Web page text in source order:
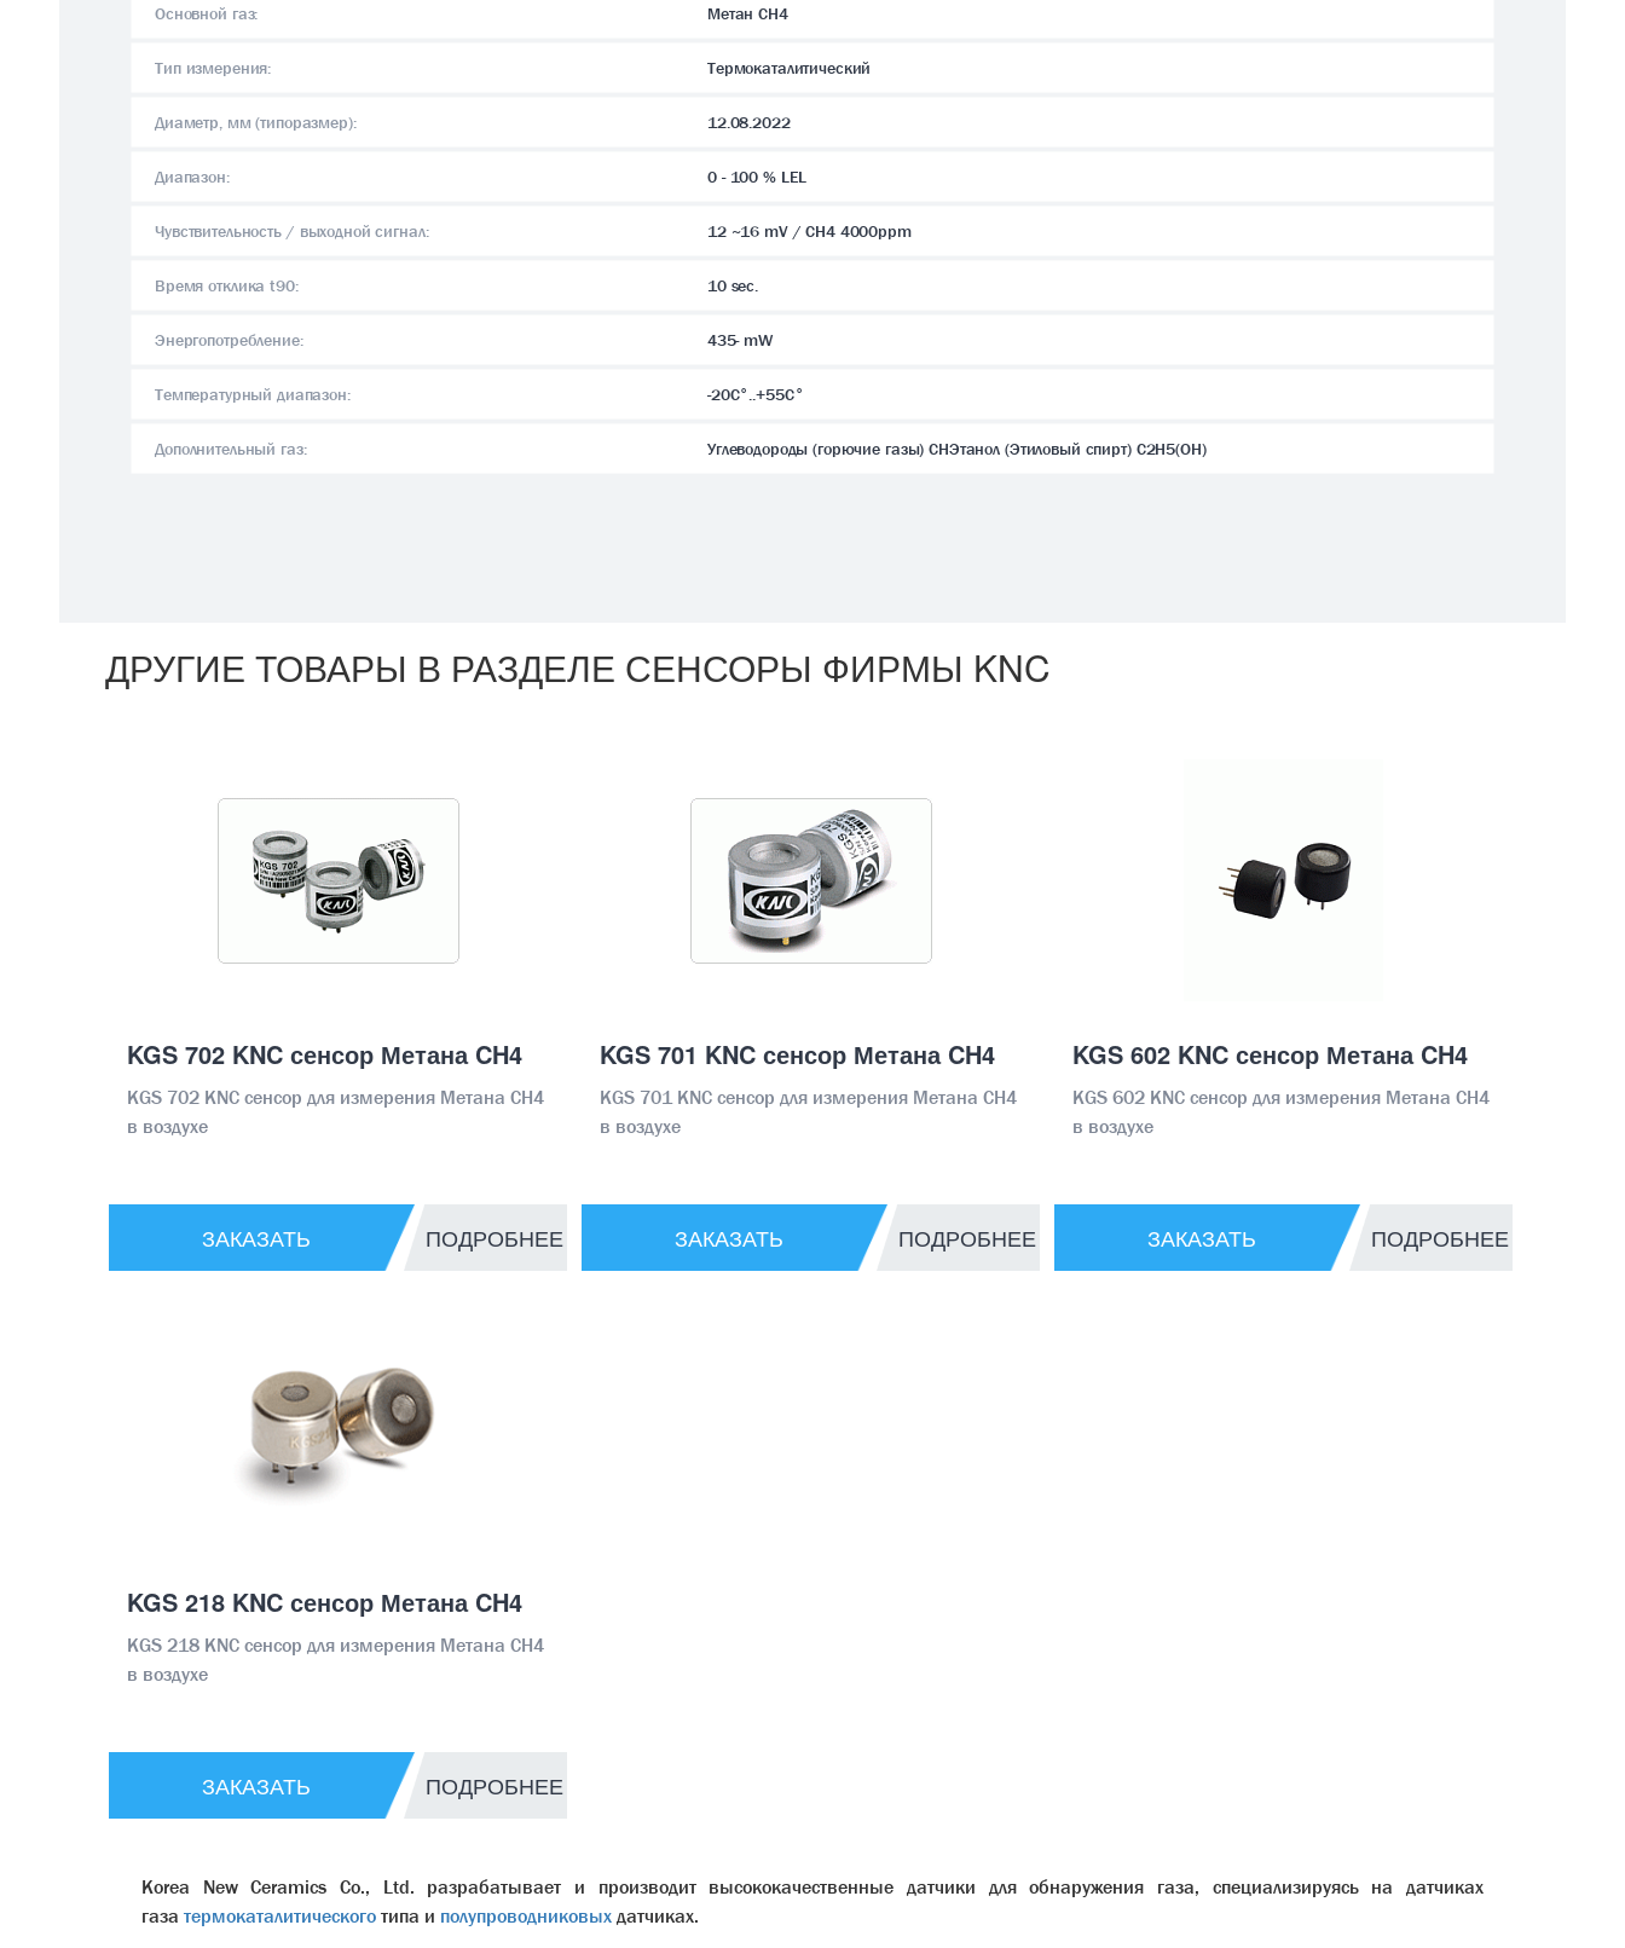
Основной газ: Метан CH4
Тип измерения: Термокаталитический
Диаметр, мм (типоразмер): 12.08.2022
Диапазон: 0 - 100 % LEL
Чувствительность / выходной сигнал: 12 ~16 mV / CH4 4000ppm
Время отклика t90: 10 sec.
Энергопотребление: 435- mW
Температурный диапазон: -20C°..+55C°
Дополнительный газ: Углеводороды (горючие газы) CHЭтанол (Этиловый спирт) C2H5(OH)
ДРУГИЕ ТОВАРЫ В РАЗДЕЛЕ СЕНСОРЫ ФИРМЫ KNC
KGS 702 KNC сенсор Метана CH4
KGS 702 KNC сенсор для измерения Метана CH4
в воздухе
ЗАКАЗАТЬ ПОДРОБНЕЕ
KGS 701 KNC сенсор Метана CH4
KGS 701 KNC сенсор для измерения Метана CH4
в воздухе
ЗАКАЗАТЬ ПОДРОБНЕЕ
KGS 602 KNC сенсор Метана CH4
KGS 602 KNC сенсор для измерения Метана CH4
в воздухе
ЗАКАЗАТЬ ПОДРОБНЕЕ
KGS 218 KNC сенсор Метана CH4
KGS 218 KNC сенсор для измерения Метана CH4
в воздухе
ЗАКАЗАТЬ ПОДРОБНЕЕ
Korea New Ceramics Co., Ltd. разрабатывает и производит высококачественные датчики для обнаружения газа, специализируясь на датчиках
газа термокаталитическоготипа и полупроводниковыхдатчиках.